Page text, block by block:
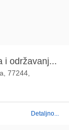
i održavanj...
77244,
Detaljno...